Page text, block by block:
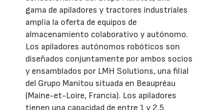
gama de apiladores y tractores industriales
amplia la oferta de equipos de
almacenamiento colaborativo y autónomo.
Los apiladores autónomos robóticos son
diseñados conjuntamente por ambos socios
y ensamblados por LMH Solutions, una filial
del Grupo Manitou situada en Beaupréau
(Maine-et-Loire, Francia). Los apiladores